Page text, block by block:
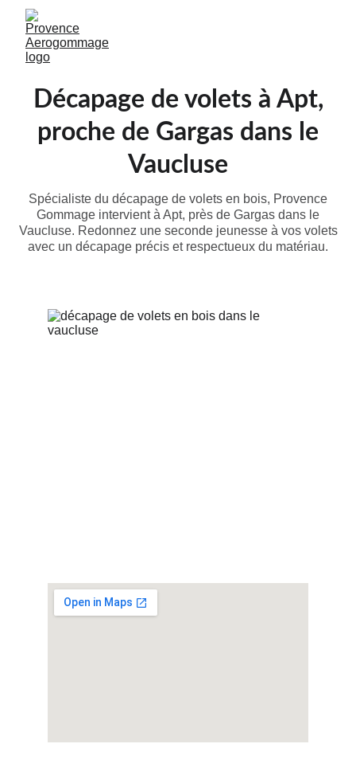
Décapage de volets à Apt,
proche de Gargas dans le
Vaucluse
Spécialiste du décapage de volets en bois, Provence
Gommage intervient à Apt, près de Gargas dans le
Vaucluse. Redonnez une seconde jeunesse à vos volets
avec un décapage précis et respectueux du matériau.